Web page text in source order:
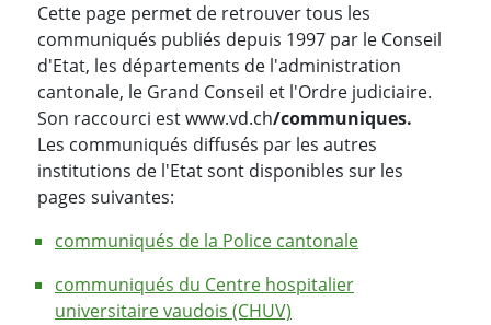
Cette page permet de retrouver tous les
communiqués publiés depuis 1997 par le Conseil
d'Etat, les départements de l'administration
cantonale, le Grand Conseil et l'Ordre judiciaire.
Son raccourci est www.vd.ch/communiques.
Les communiqués diffusés par les autres
institutions de l'Etat sont disponibles sur les
pages suivantes:
communiqués de la Police cantonale
communiqués du Centre hospitalier
universitaire vaudois (CHUV)